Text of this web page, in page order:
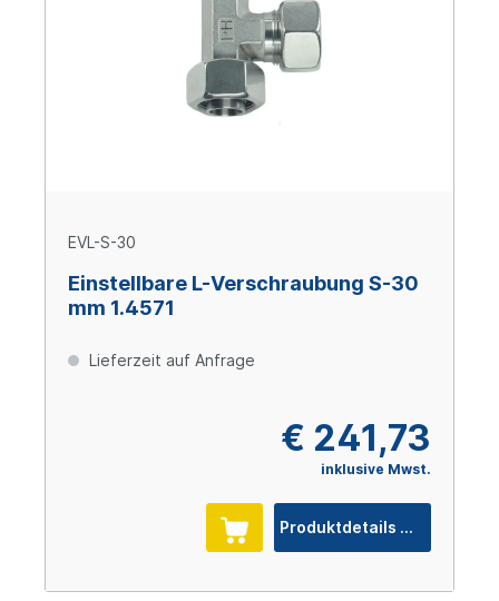
EVL-S-30
Einstellbare L-Verschraubung S-30
mm 1.4571
Lieferzeit auf Anfrage
€ 241,73
inklusive Mwst.
Produktdetails